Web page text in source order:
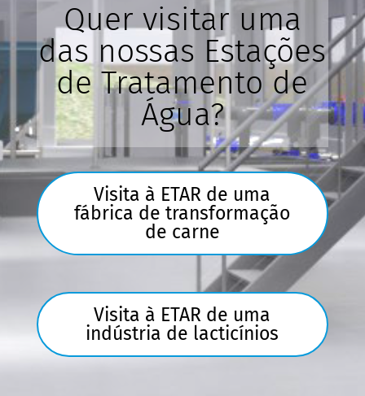
Quer visitar uma
das nossas Estações
de Tratamento de
Água?
Visita à ETAR de uma
fábrica de transformação
de carne
Visita à ETAR de uma
indústria de lacticínios